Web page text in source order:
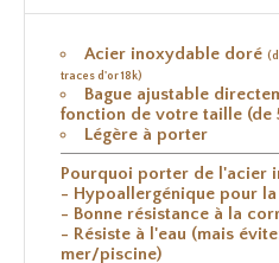
Acier inoxydable doré
traces d'or 18k)
Bague ajustable
fonction de votre taille (de
Légère à porter
Pourquoi porter de l'acier
- Hypoallergénique pour
- Bonne résistance à la
- Résiste à l'eau (mais
mer/piscine)